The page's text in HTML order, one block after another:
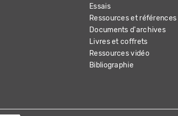
Essais
Ressources et références
Documents d'archives
Livres et coffrets
Ressources vidéo
Bibliographie